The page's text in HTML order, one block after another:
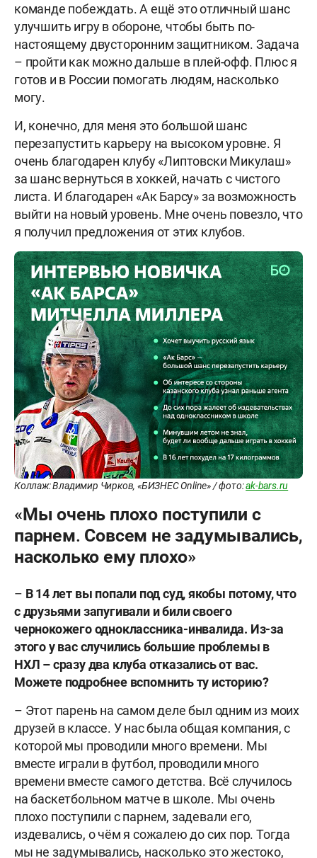
команде побеждать. А ещё это отличный шанс
улучшить игру в обороне, чтобы быть по-
настоящему двусторонним защитником. Задача
– пройти как можно дальше в плей-офф. Плюс я
готов и в России помогать людям, насколько
могу.
И, конечно, для меня это большой шанс
перезапустить карьеру на высоком уровне. Я
очень благодарен клубу «Липтовски Микулаш»
за шанс вернуться в хоккей, начать с чистого
листа. И благодарен «Ак Барсу» за возможность
выйти на новый уровень. Мне очень повезло, что
я получил предложения от этих клубов.
Коллаж: Владимир Чирков, «БИЗНЕС Online» / фото:ak-bars.ru
«Мы очень плохо поступили с
парнем. Совсем не задумывались,
насколько ему плохо»
– В 14 лет вы попали под суд, якобы потому, что
с друзьями запугивали и били своего
чернокожего одноклассника-инвалида. Из-за
этого у вас случились большие проблемы в
НХЛ – сразу два клуба отказались от вас.
Можете подробнее вспомнить ту историю?
– Этот парень на самом деле был одним из моих
друзей в классе. У нас была общая компания, с
которой мы проводили много времени. Мы
вместе играли в футбол, проводили много
времени вместе самого детства. Всё случилось
на баскетбольном матче в школе. Мы очень
плохо поступили с парнем, задевали его,
издевались, о чём я сожалею до сих пор. Тогда
мы не задумывались, насколько это жестоко,